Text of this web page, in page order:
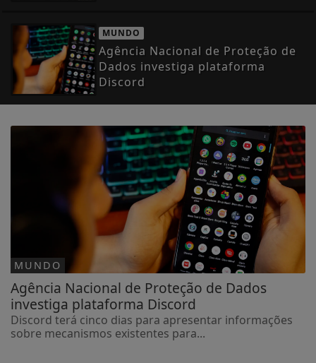
MUNDO
Agência Nacional de Proteção de
Dados investiga plataforma
Discord
MUNDO
Agência Nacional de Proteção de Dados
investiga plataforma Discord
Discord terá cinco dias para apresentar informações
sobre mecanismos existentes para...